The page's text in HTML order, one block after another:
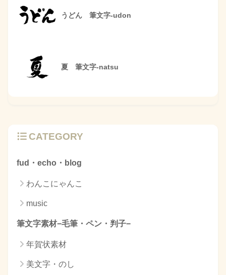
うどん 筆文字-udon
夏 筆文字-natsu
CATEGORY
fud・echo・blog
わんこにゃんこ
music
筆文字素材−毛筆・ペン・判子−
年賀状素材
美文字・のし